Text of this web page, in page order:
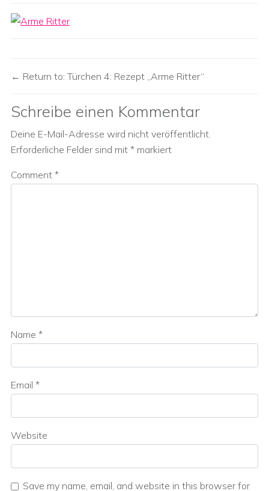
Return to: Türchen 4: Rezept „Arme Ritter“
Schreibe einen Kommentar
Deine E-Mail-Adresse wird nicht veröffentlicht.
Erforderliche Felder sind mit * markiert
Comment *
Name *
Email *
Website
Save my name, email, and website in this browser for